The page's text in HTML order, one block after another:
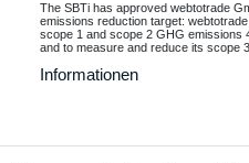
The SBTi has approved webtotrade
emissions reduction target:
scope 1 and scope 2 GHG emissions
and to measure and reduce its scope
Informationen